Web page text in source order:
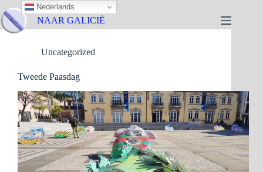
NAAR GALICIË
Uncategorized
Tweede Paasdag
Nederlands